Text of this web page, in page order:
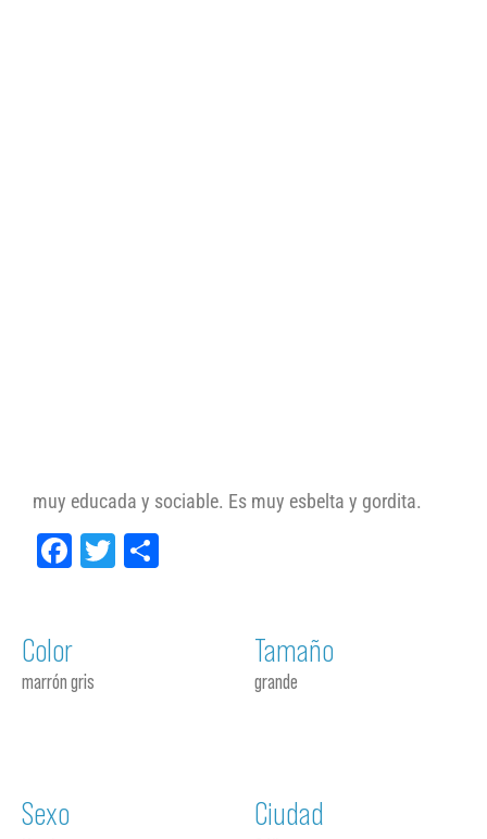
muy educada y sociable. Es muy esbelta y gordita.
Facebook
Twitter
Color
marrón gris
Tamaño
grande
Sexo Ciudad